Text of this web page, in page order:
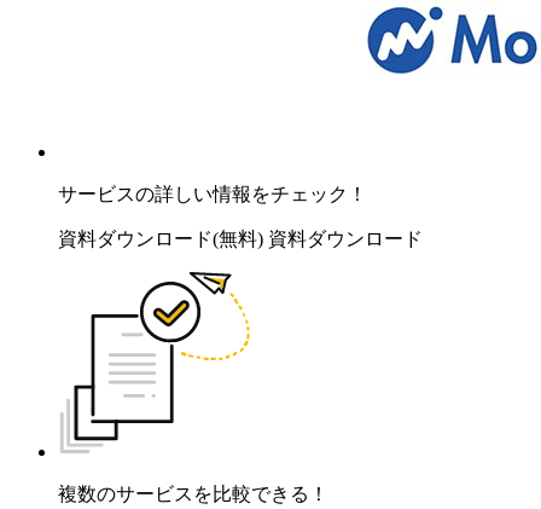
サービスの詳しい情報をチェック！
資料ダウンロード(無料) 資料ダウンロード
複数のサービスを比較できる！